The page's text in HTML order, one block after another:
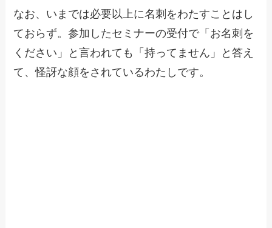
なお、いまでは必要以上に名刺をわたすことはし
ておらず。参加したセミナーの受付で「お名刺を
ください」と言われても「持ってません」と答え
て、怪訝な顔をされているわたしです。